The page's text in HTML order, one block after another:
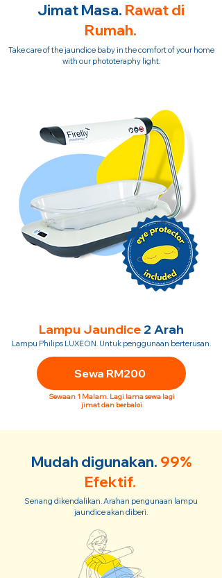
Jimat Masa. Rawat di
Rumah.
Take care of the jaundice baby in the comfort of your home
with our phototeraphy light.
Lampu Jaundice 2 Arah
Lampu Philips LUXEON. Untuk penggunaan berterusan.
Sewa RM200
Sewaan 1 Malam. Lagi lama sewa lagi
jimat dan berbaloi
Mudah digunakan. 99%
Efektif.
Senang dikendalikan. Arahan pengunaan lampu
jaundice akan diberi.